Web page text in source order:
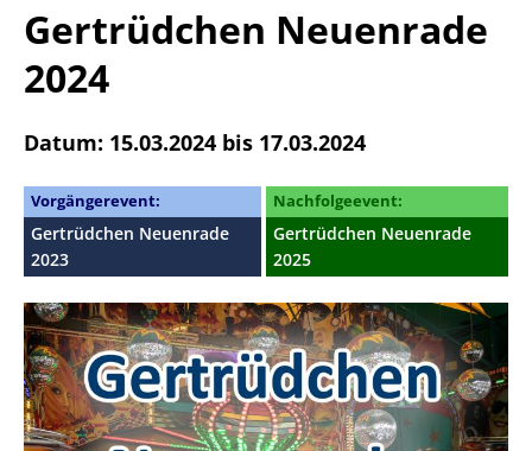
Gertrüdchen Neuenrade
2024
Datum: 15.03.2024 bis 17.03.2024
Vorgängerevent:
Gertrüdchen Neuenrade
2023
Nachfolgeevent:
Gertrüdchen Neuenrade
2025